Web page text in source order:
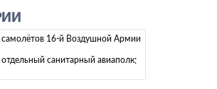
16-й Воздушной Армии
санитарный авиаполк;